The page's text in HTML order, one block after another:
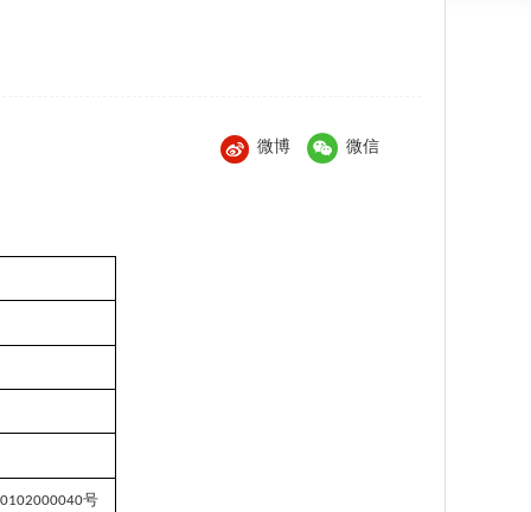
微博 微信
号